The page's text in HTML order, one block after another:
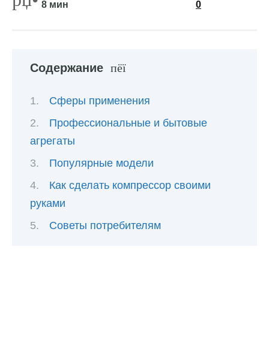
8 мин 0
Содержание
Сферы применения
Профессиональные и бытовые
агрегаты
Популярные модели
Как сделать компрессор своими
руками
Советы потребителям